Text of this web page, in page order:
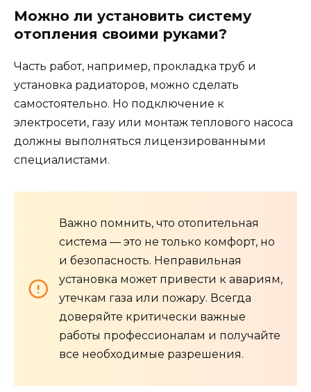
Можно ли установить систему
отопления своими руками?
Часть работ, например, прокладка труб и
установка радиаторов, можно сделать
самостоятельно. Но подключение к
электросети, газу или монтаж теплового насоса
должны выполняться лицензированными
специалистами.
Важно помнить, что отопительная
система — это не только комфорт, но
и безопасность. Неправильная
установка может привести к авариям,
утечкам газа или пожару. Всегда
доверяйте критически важные
работы профессионалам и получайте
все необходимые разрешения.